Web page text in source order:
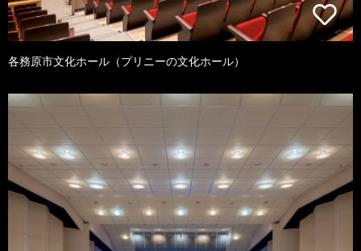
各務原市文化ホール（プリニーの文化ホール）